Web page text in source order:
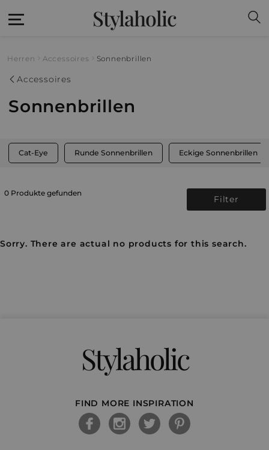
Stylaholic
Herren Accessoires Sonnenbrillen
Accessoires
Sonnenbrillen
Cat-Eye Runde Sonnenbrillen Eckige Sonnenbrillen
0 Produkte gefunden
Filter
Sorry. There are actual no products for this search.
Stylaholic
FIND MORE INSPIRATION